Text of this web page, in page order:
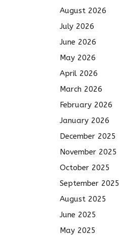
August 2026
July 2026
June 2026
May 2026
April 2026
March 2026
February 2026
January 2026
December 2025
November 2025
October 2025
September 2025
August 2025
June 2025
May 2025